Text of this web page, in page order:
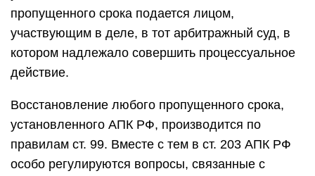
пропущенного срока подается лицом,
участвующим в деле, в тот арбитражный суд, в
котором надлежало совершить процессуальное
действие.
Восстановление любого пропущенного срока,
установленного АПК РФ, производится по
правилам ст. 99. Вместе с тем в ст. 203 АПК РФ
особо регулируются вопросы, связанные с